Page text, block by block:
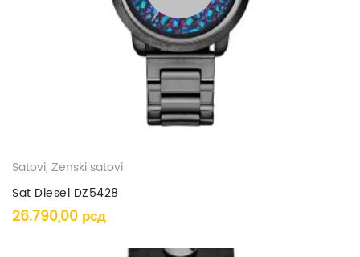
Satovi, Ženski satovi
Sat Diesel DZ5428
26.790,00 рсд